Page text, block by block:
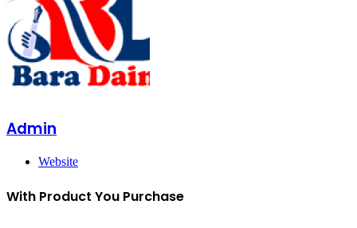
Admin
Website
With Product You Purchase